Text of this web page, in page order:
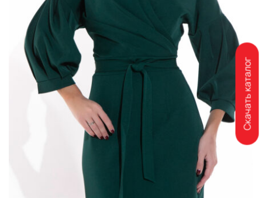
Скачать каталог